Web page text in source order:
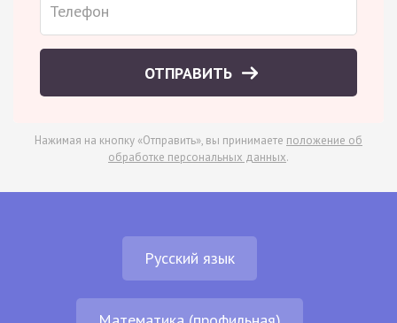
ОТПРАВИТЬ
Нажимая на кнопку «Отправить», вы принимаете положение об
обработке персональных данных.
Русский язык